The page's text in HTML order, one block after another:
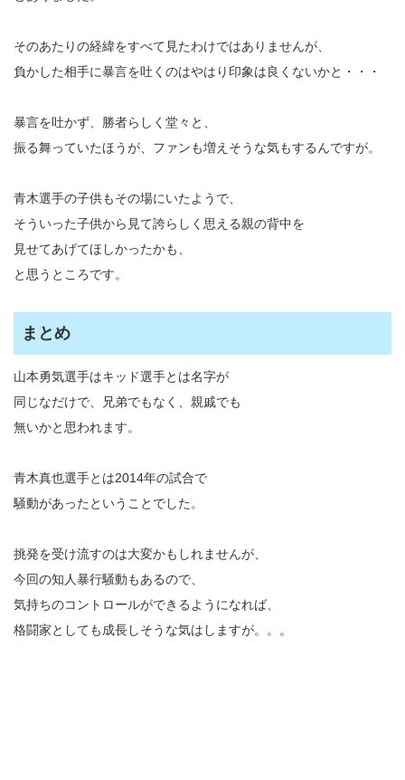
そのあたりの経緯をすべて見たわけではありませんが、
負かした相手に暴言を吐くのはやはり印象は良くないかと・・・
暴言を吐かず、勝者らしく堂々と、
振る舞っていたほうが、ファンも増えそうな気もするんですが。
青木選手の子供もその場にいたようで、
そういった子供から見て誇らしく思える親の背中を
見せてあげてほしかったかも、
と思うところです。
まとめ
山本勇気選手はキッド選手とは名字が
同じなだけで、兄弟でもなく、親戚でも
無いかと思われます。
青木真也選手とは2014年の試合で
騒動があったということでした。
挑発を受け流すのは大変かもしれませんが、
今回の知人暴行騒動もあるので、
気持ちのコントロールができるようになれば、
格闘家としても成長しそうな気はしますが。。。